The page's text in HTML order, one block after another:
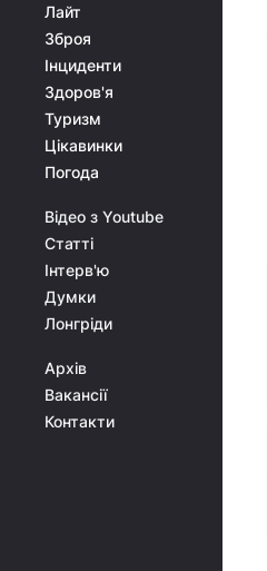
Лайт
Зброя
Інциденти
Здоров'я
Туризм
Цікавинки
Погода
Відео з Youtube
Статті
Інтерв'ю
Думки
Лонгріди
Архів
Вакансії
Контакти